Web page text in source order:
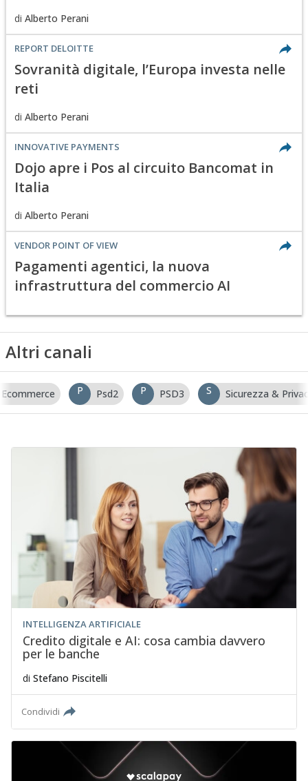
di Alberto Perani
REPORT DELOITTE
Sovranità digitale, l’Europa investa nelle
reti
di Alberto Perani
INNOVATIVE PAYMENTS
Dojo apre i Pos al circuito Bancomat in
Italia
di Alberto Perani
VENDOR POINT OF VIEW
Pagamenti agentici, la nuova
infrastruttura del commercio AI
Altri canali
Ecommerce P Psd2 P PSD3 S Sicurezza &
INTELLIGENZA ARTIFICIALE
Credito digitale e AI: cosa cambia davvero
per le banche
di Stefano Piscitelli
Condividi